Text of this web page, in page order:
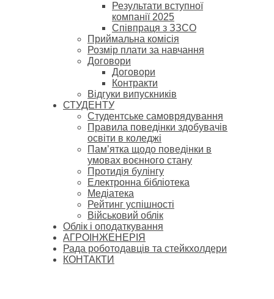
Результати вступної
компанії 2025
Співпраця з ЗЗСО
Приймальна комісія
Розмір плати за навчання
Договори
Договори
Контракти
Відгуки випускників
СТУДЕНТУ
Cтудентське самоврядування
Правила поведінки здобувачів
освіти в коледжі
Пам’ятка щодо поведінки в
умовах воєнного стану
Протидія булінгу
Електронна бібліотека
Медіатека
Рейтинг успішності
Військовий облік
Облік і оподаткування
АГРОІНЖЕНЕРІЯ
Рада роботодавців та стейкхолдери
КОНТАКТИ